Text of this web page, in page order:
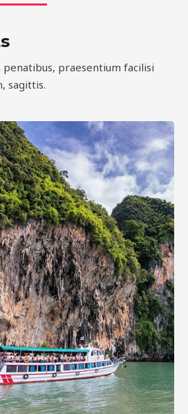
praesentium facilisi
sagittis.